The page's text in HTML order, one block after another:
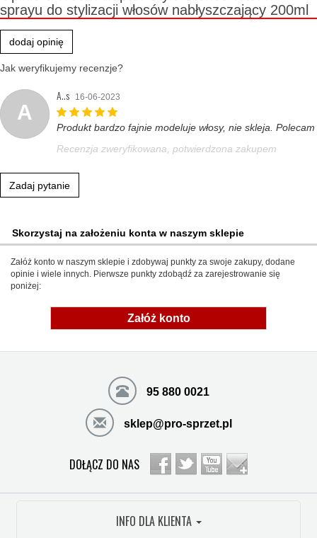
sprayu do stylizacji włosów nabłyszczający 200ml
dodaj opinię
Jak weryfikujemy recenzje?
A
A..s 16-06-2023
Produkt bardzo fajnie modeluje włosy, nie skleja. Polecam
Recenzja zweryfikowana, potwierdzona zakupem
Zadaj pytanie
Skorzystaj na założeniu konta w naszym sklepie
Załóż konto w naszym sklepie i zdobywaj punkty za swoje zakupy, dodane
opinie i wiele innych. Pierwsze punkty zdobądź za zarejestrowanie się
poniżej:
Załóż konto
95 880 0021
sklep@pro-sprzet.pl
DOŁĄCZ DO NAS
INFO DLA KLIENTA